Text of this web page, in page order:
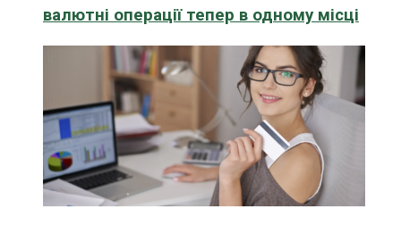
валютні операції тепер в одному місці